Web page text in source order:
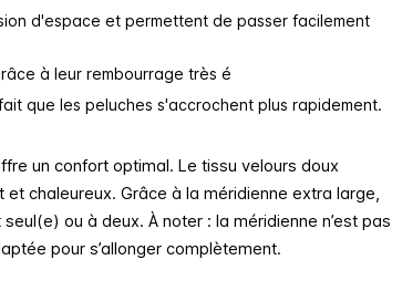
d'espace et permettent de passer facilement
à leur rembourrage très é
que les peluches s'accrochent plus rapidement.
un confort optimal. Le tissu velours doux
chaleureux. Grâce à la méridienne extra large,
ou à deux. À noter : la méridienne n’est pas
pour s’allonger complètement.